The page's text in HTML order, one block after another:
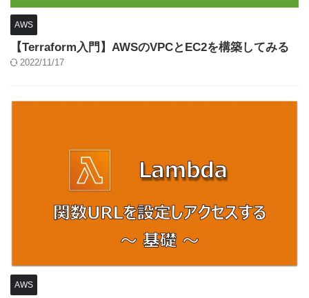
AWS
【Terraform入門】AWSのVPCとEC2を構築してみる
2022/11/17
AWS